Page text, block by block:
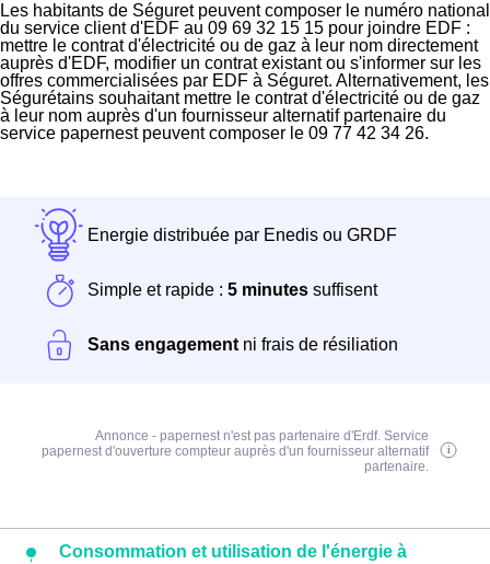
Les habitants de Séguret peuvent composer le numéro national
du service client d'EDF au 09 69 32 15 15 pour joindre EDF :
mettre le contrat d'électricité ou de gaz à leur nom directement
auprès d'EDF, modifier un contrat existant ou s'informer sur les
offres commercialisées par EDF à Séguret. Alternativement, les
Ségurétains souhaitant mettre le contrat d'électricité ou de gaz
à leur nom auprès d'un fournisseur alternatif partenaire du
service papernest peuvent composer le 09 77 42 34 26.
Energie distribuée par Enedis ou GRDF
Simple et rapide : 5 minutes suffisent
Sans engagement ni frais de résiliation
Annonce - papernest n'est pas partenaire d'Erdf. Service
papernest d'ouverture compteur auprès d'un fournisseur alternatif
partenaire.
Consommation et utilisation de l'énergie à